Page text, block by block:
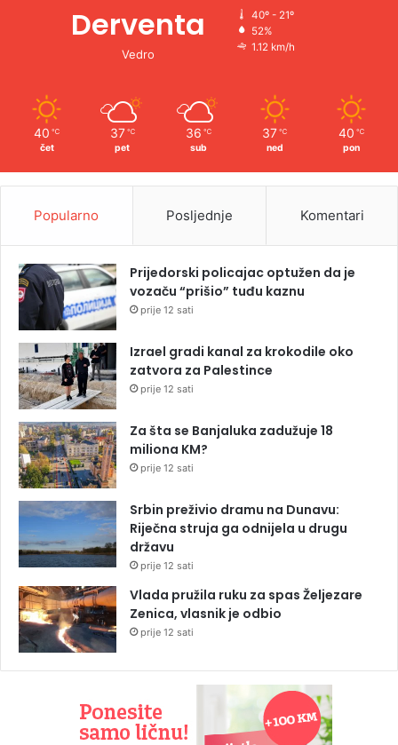
Derventa
Vedro
40º - 21º
52%
1.12 km/h
40 ℃
čet
37 ℃
pet
36 ℃
sub
37 ℃
ned
40 ℃
pon
Popularno Posljednje Komentari
Prijedorski policajac optužen da je
vozaču “prišio” tuđu kaznu
prije 12 sati
Izrael gradi kanal za krokodile oko
zatvora za Palestince
prije 12 sati
Za šta se Banjaluka zadužuje 18
miliona KM?
prije 12 sati
Srbin preživio dramu na Dunavu:
Riječna struja ga odnijela u drugu
državu
prije 12 sati
Vlada pružila ruku za spas Željezare
Zenica, vlasnik je odbio
prije 12 sati